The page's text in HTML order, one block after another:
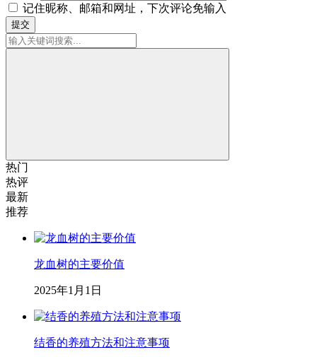
记住昵称、邮箱和网址，下次评论免输入
提交
热门
热评
最新
推荐
龙血树的主要价值
2025年1月1日
结香的养殖方法和注意事项